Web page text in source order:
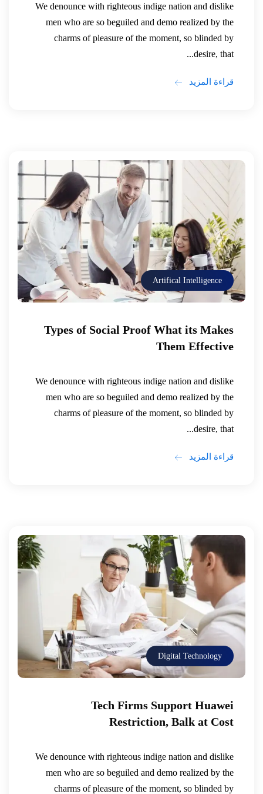
We denounce with righteous indige nation and dislike
men who are so beguiled and demo realized by the
charms of pleasure of the moment, so blinded by
desire, that...
قراءة المزيد
Artifical Intelligence
Types of Social Proof What its Makes
Them Effective
We denounce with righteous indige nation and dislike
men who are so beguiled and demo realized by the
charms of pleasure of the moment, so blinded by
desire, that...
قراءة المزيد
Digital Technology
Tech Firms Support Huawei
Restriction, Balk at Cost
We denounce with righteous indige nation and dislike
men who are so beguiled and demo realized by the
charms of pleasure of the moment, so blinded by